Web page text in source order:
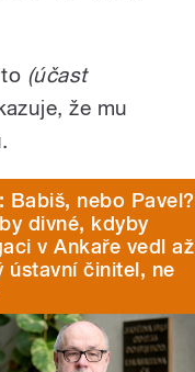
(účast
že mu
Babiš, nebo Pavel?
divné, kdyby
v Ankaře vedl až
ústavní činitel, ne